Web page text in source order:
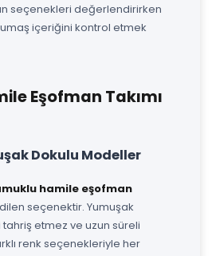
seçenekleri değerlendirirken
içeriğini kontrol etmek
Eşofman Takımı
Dokulu Modeller
hamile eşofman
seçenektir. Yumuşak
etmez ve uzun süreli
renk seçenekleriyle her